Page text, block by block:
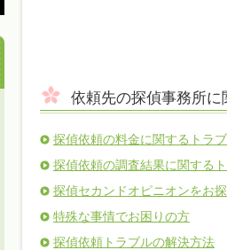
依頼先の探偵事務所に
探偵依頼の料金に関するトラ
探偵依頼の調査結果に関する
探偵セカンドオピニオンをお
特殊な事情でお困りの方
探偵依頼トラブルの解決方法